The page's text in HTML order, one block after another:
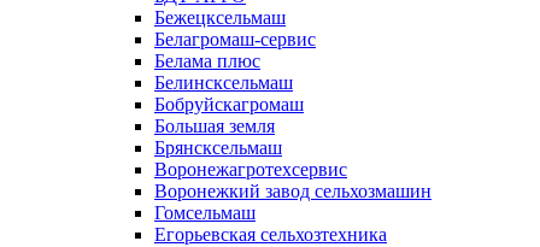
Бежецксельмаш
Белагромаш-сервис
Белама плюс
Белинсксельмаш
Бобруйскагромаш
Большая земля
Брянсксельмаш
Воронежагротехсервис
Воронежкий завод сельхозмашин
Гомсельмаш
Егорьевская сельхозтехника